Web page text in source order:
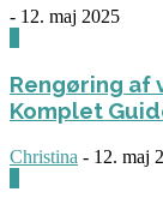
- 12. maj 2025
Rengøring af
Komplet
Christina - 12. maj